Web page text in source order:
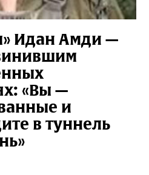
Идан Амди —
«Вы —
и
в туннель